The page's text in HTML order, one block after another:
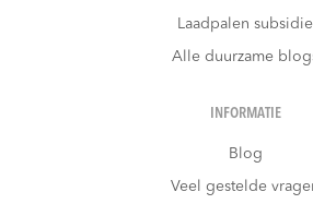
Laadpalen subsidie
Alle duurzame
INFORMATIE
Blog
Veel gestelde